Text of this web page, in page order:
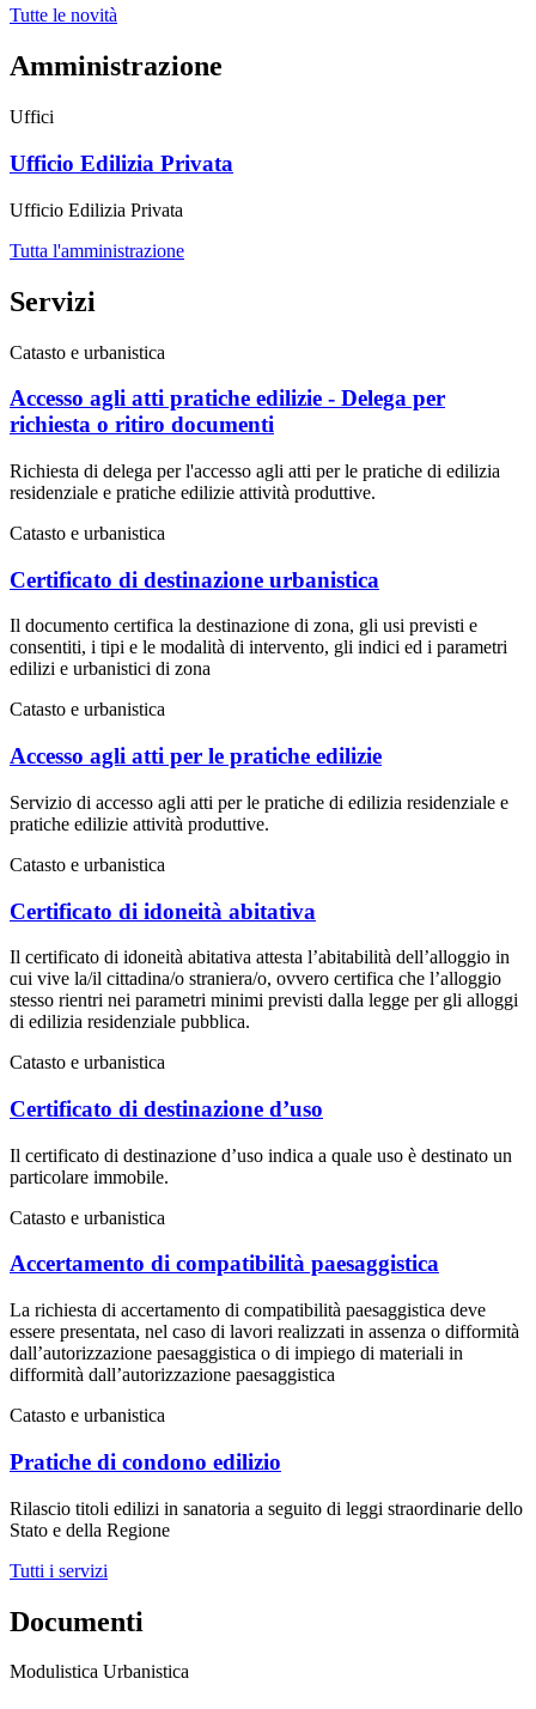
Tutte le novità
Amministrazione
Uffici
Ufficio Edilizia Privata
Ufficio Edilizia Privata
Tutta l'amministrazione
Servizi
Catasto e urbanistica
Accesso agli atti pratiche edilizie - Delega per
richiesta o ritiro documenti
Richiesta di delega per l'accesso agli atti per le pratiche di edilizia
residenziale e pratiche edilizie attività produttive.
Catasto e urbanistica
Certificato di destinazione urbanistica
Il documento certifica la destinazione di zona, gli usi previsti e
consentiti, i tipi e le modalità di intervento, gli indici ed i parametri
edilizi e urbanistici di zona
Catasto e urbanistica
Accesso agli atti per le pratiche edilizie
Servizio di accesso agli atti per le pratiche di edilizia residenziale e
pratiche edilizie attività produttive.
Catasto e urbanistica
Certificato di idoneità abitativa
Il certificato di idoneità abitativa attesta l’abitabilità dell’alloggio in
cui vive la/il cittadina/o straniera/o, ovvero certifica che l’alloggio
stesso rientri nei parametri minimi previsti dalla legge per gli alloggi
di edilizia residenziale pubblica.
Catasto e urbanistica
Certificato di destinazione d’uso
Il certificato di destinazione d’uso indica a quale uso è destinato un
particolare immobile.
Catasto e urbanistica
Accertamento di compatibilità paesaggistica
La richiesta di accertamento di compatibilità paesaggistica deve
essere presentata, nel caso di lavori realizzati in assenza o difformità
dall’autorizzazione paesaggistica o di impiego di materiali in
difformità dall’autorizzazione paesaggistica
Catasto e urbanistica
Pratiche di condono edilizio
Rilascio titoli edilizi in sanatoria a seguito di leggi straordinarie dello
Stato e della Regione
Tutti i servizi
Documenti
Modulistica Urbanistica